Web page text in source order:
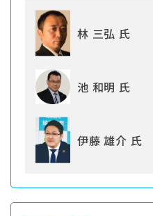
林 三弘 氏
池 和明 氏
伊藤 雄介 氏